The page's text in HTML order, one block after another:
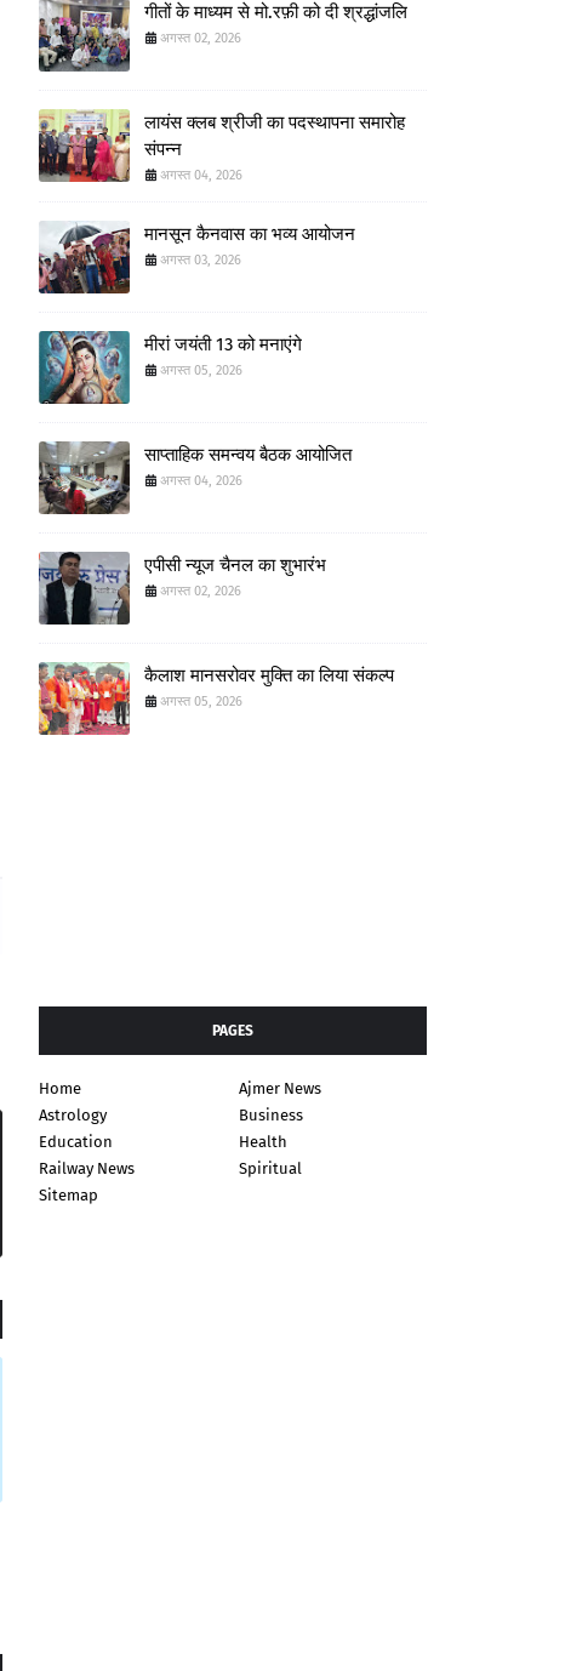
गीतों के माध्यम से मो.रफ़ी को दी श्रद्धांजलि
अगस्त 02, 2026
लायंस क्लब श्रीजी का पदस्थापना समारोह
संपन्न
अगस्त 04, 2026
मानसून कैनवास का भव्य आयोजन
अगस्त 03, 2026
मीरां जयंती 13 को मनाएंगे
अगस्त 05, 2026
साप्ताहिक समन्वय बैठक आयोजित
अगस्त 04, 2026
एपीसी न्यूज चैनल का शुभारंभ
अगस्त 02, 2026
कैलाश मानसरोवर मुक्ति का लिया संकल्प
अगस्त 05, 2026
PAGES
Home
Ajmer News
Astrology
Business
Education
Health
Railway News
Spiritual
Sitemap